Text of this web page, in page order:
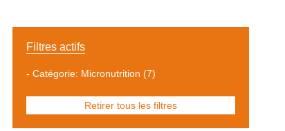
Filtres actifs
- Catégorie: Micronutrition (7)
Retirer tous les filtres